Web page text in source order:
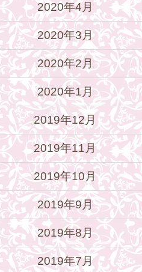
2020年4月
2020年3月
2020年2月
2020年1月
2019年12月
2019年11月
2019年10月
2019年9月
2019年8月
2019年7月